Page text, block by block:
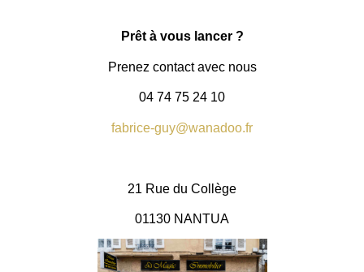
Prêt à vous lancer ?
Prenez contact avec nous
04 74 75 24 10
fabrice-guy@wanadoo.fr
21 Rue du Collège
01130 NANTUA